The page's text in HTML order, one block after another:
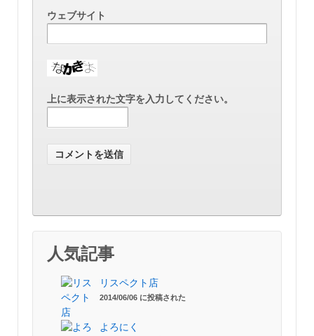
ウェブサイト
上に表示された文字を入力してください。
人気記事
リスペクト店
2014/06/06 に投稿された
よろにく